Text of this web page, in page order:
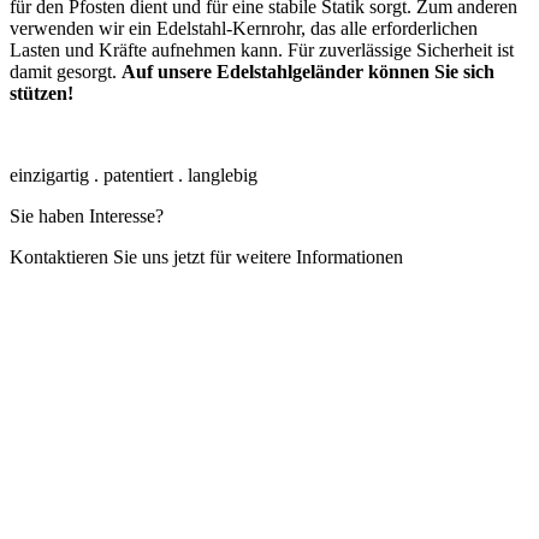
für den Pfosten dient und für eine stabile Statik sorgt. Zum anderen
verwenden wir ein Edelstahl-Kernrohr, das alle erforderlichen
Lasten und Kräfte aufnehmen kann. Für zuverlässige Sicherheit ist
damit gesorgt. Auf unsere Edelstahlgeländer können Sie sich
stützen!
einzigartig . patentiert . langlebig
Sie haben Interesse?
Kontaktieren Sie uns jetzt für weitere Informationen